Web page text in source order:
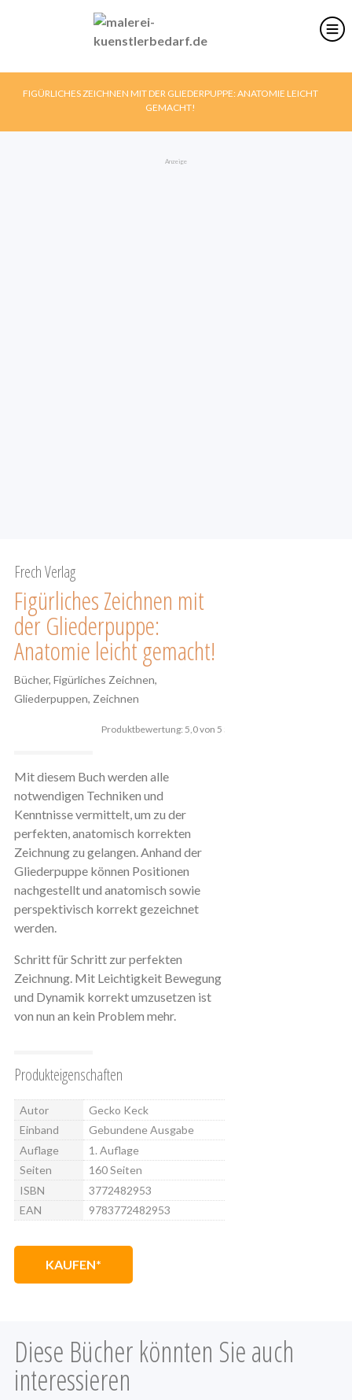
FIGÜRLICHES ZEICHNEN MIT DER GLIEDERPUPPE: ANATOMIE LEICHT
GEMACHT!
Anzeige
Frech Verlag
Figürliches Zeichnen mit
der Glieder­puppe:
Anatomie leicht gemacht!
Bücher Figürliches Zeichnen
Gliederpuppen Zeichnen
Mit diesem Buch werden alle
notwendigen Techniken und
Kenntnisse vermittelt, um zu der
perfekten, anatomisch korrekten
Zeichnung zu gelangen. Anhand der
Gliederpuppe können Positionen
nachgestellt und anatomisch sowie
perspektivisch korrekt gezeichnet
werden.
Schritt für Schritt zur perfekten
Zeichnung. Mit Leichtigkeit Bewegung
und Dynamik korrekt umzusetzen ist
von nun an kein Problem mehr.
Produkteigenschaften
Autor
Gecko Keck
Einband
Gebundene Ausgabe
Auflage
1. Auflage
Seiten
160 Seiten
ISBN
3772482953
EAN
9783772482953
KAUFEN
Diese Bücher könnten Sie auch
interessieren